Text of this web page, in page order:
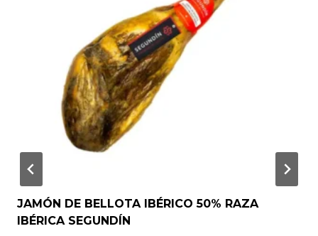
JAMÓN DE BELLOTA IBÉRICO 50% RAZA
IBÉRICA SEGUNDÍN